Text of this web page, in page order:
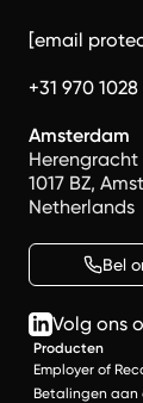
[email
+31 970
Amsterdam
Herengracht
1017 BZ,
Netherlands
Bel
Volg ons
Producten
Employer of
Betalingen aan